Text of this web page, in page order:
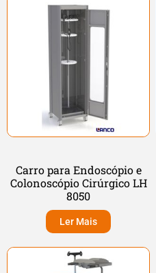
Carro para Endoscópio e
Colonoscópio Cirúrgico LH
8050
Ler Mais